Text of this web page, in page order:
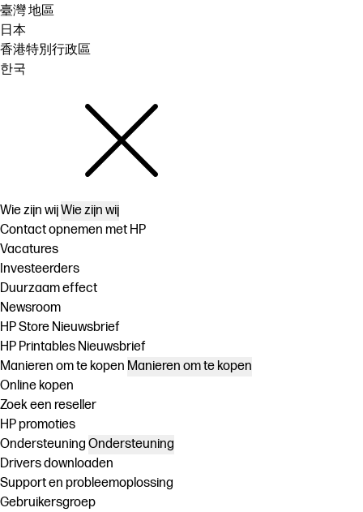
臺灣 地區
日本
香港特別行政區
한국
Wie zijn wijWie zijn wij
Contact opnemen met HP
Vacatures
Investeerders
Duurzaam effect
Newsroom
HP Store Nieuwsbrief
HP Printables Nieuwsbrief
Manieren om te kopen Manieren om te kopen
Online kopen
Zoek een reseller
HP promoties
Ondersteuning Ondersteuning
Drivers downloaden
Support en probleemoplossing
Gebruikersgroep